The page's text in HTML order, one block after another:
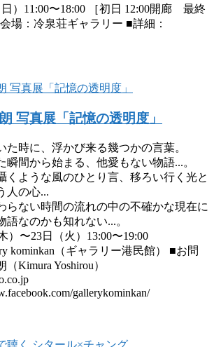
日）11:00〜18:00 ［初日 12:00開廊 最終
場：冷泉荘ギャラリー ■詳細：
写真展「記憶の透明度」
た時に、浮かび来る幾つかの言葉。
瞬間から始まる、他愛もない物語...。
くような風のひとり言、移ろい行く光と
人の心...
らない時間の流れの中の不確かな現在に
語なのかも知れない...。
）〜23日（火）13:00〜19:00
kominkan（ギャラリー港民館） ■お問
Kimura Yoshirou）
gallerykominkan/